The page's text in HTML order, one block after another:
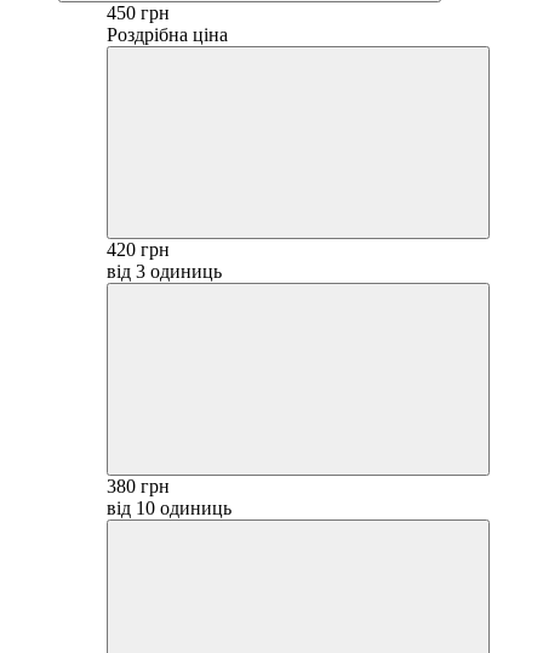
450 грн
Роздрібна ціна
420 грн
від 3 одиниць
380 грн
від 10 одиниць